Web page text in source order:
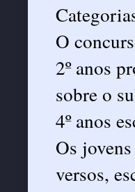
O
2º anos
sobre o
4º anos
Os
versos,